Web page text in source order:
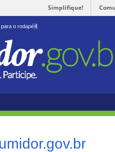
Simplifique!
para o rodapé4